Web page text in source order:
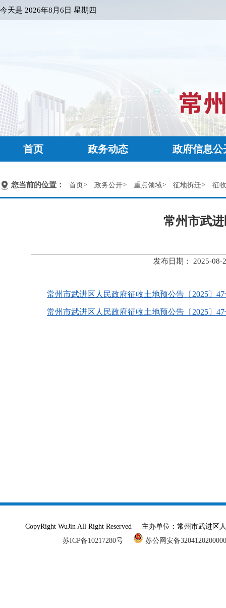
今天是 2026年8月6日 星期四
首页 政务动态 政府信息公
您当前的位置： 首页> 政务公开> 重点领域> 征地拆迁> 征
常州市武
发布日期： 2025-
常州市武进区人民政府征收土地预公告〔2025〕47
常州市武进区人民政府征收土地预公告〔2025〕
CopyRight WuJin All Right Reserved 主办单位：常州市武进
苏ICP备10217280号
苏公网安备